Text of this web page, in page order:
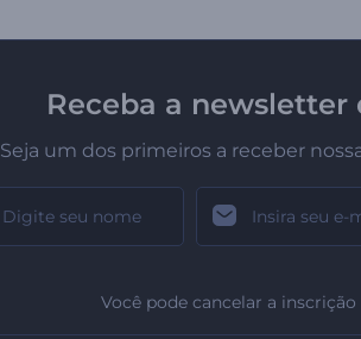
Receba a newsletter
Seja um dos primeiros a receber
Você pode cancelar a